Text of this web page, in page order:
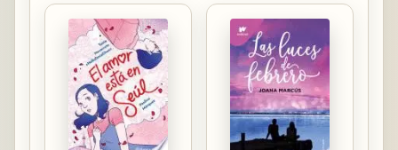
riesgos medioambientales y riesgos
laborales específicos en la industria
gráfica. Ebook ajustado al certificado
de profesionalidad de impresión en
offset.